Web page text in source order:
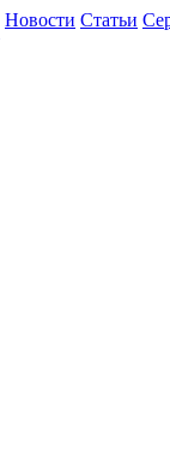
Новости Статьи